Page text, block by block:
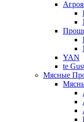
YAN
te
Мясные